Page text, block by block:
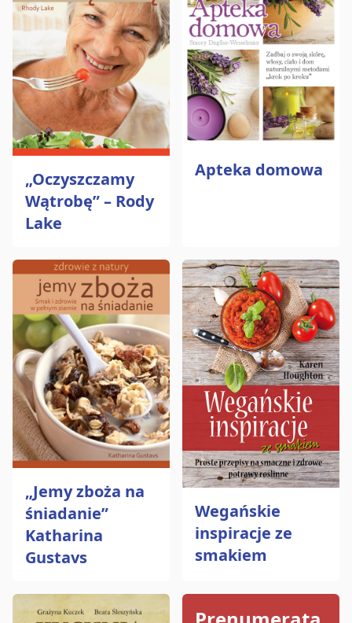
„Oczyszczamy
Wątrobę” – Rody
Lake
Apteka domowa
„Jemy zboża na
śniadanie”
Katharina
Gustavs
Wegańskie
inspiracje ze
smakiem